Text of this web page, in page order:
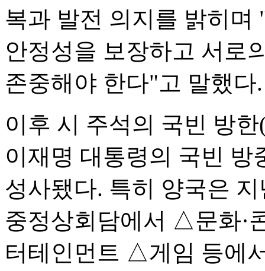
복과 발전 의지를 밝히며
안정성을 보장하고 서로
존중해야 한다"고 말했다.
이후 시 주석의 국빈 방
이재명 대통령의 국빈 방
성사됐다. 특히 양국은
중정상회담에서 △문화
터테인먼트 △게임 등에